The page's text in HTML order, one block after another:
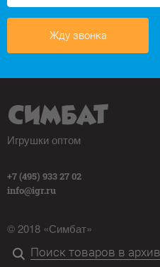
Жду звонка
Игрушки оптом
+7 (495) 933 27 02
info@igr.ru
© 2018 «Симбат»